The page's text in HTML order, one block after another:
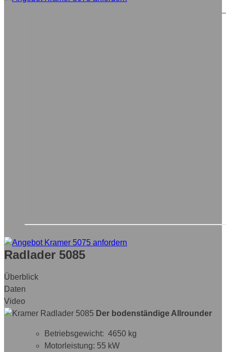
Radlader 5085
Überblick
Daten
Video
Der bodenständige Allrounder
Betriebsgewicht: 4650 kg
Motorleistung: 55 kW